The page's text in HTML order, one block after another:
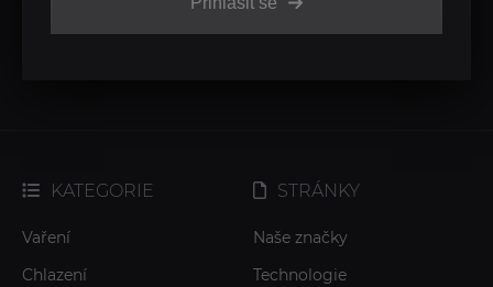
KATEGORIE
Vaření
Chlazení
STRÁNKY
Naše značky
Technologie